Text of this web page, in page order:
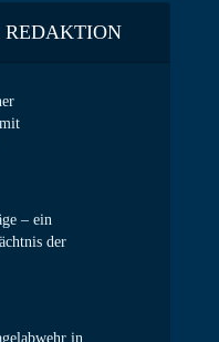
REDAKTION
– ein
der
in